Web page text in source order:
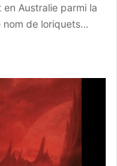
Australie parmi la
nom de loriquets…